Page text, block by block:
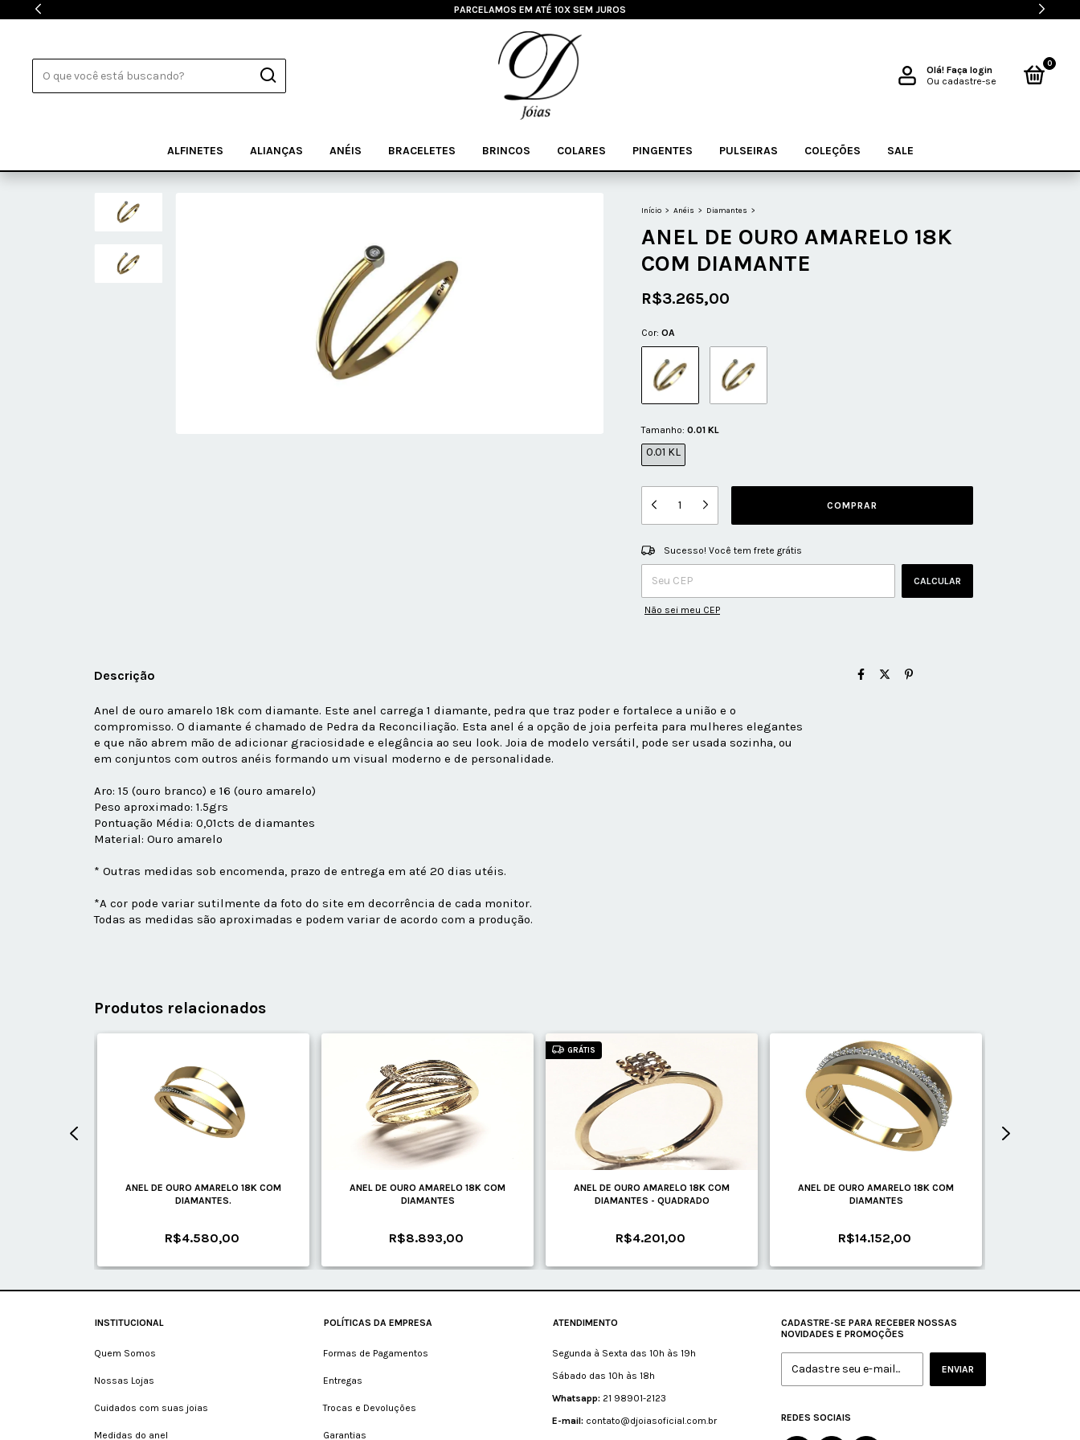
PARCELAMOS EM ATÉ 10X SEM JUROS
Olá! Faça login
Ou cadastre-se
0
ALFINETES ALIANÇAS ANÉIS BRACELETES BRINCOS COLARES PINGENTES PULSEIRAS COLEÇÕES SALE
Início > Anéis > Diamantes >
ANEL DE OURO AMARELO 18K
COM DIAMANTE
R$3.265,00
Cor: OA
Tamanho: 0.01 KL
0.01 KL
Sucesso! Você tem frete grátis
CALCULAR
Não sei meu CEP
Descrição
Anel de ouro amarelo 18k com diamante. Este anel carrega 1 diamante, pedra que traz poder e fortalece a união e o
compromisso. O diamante é chamado de Pedra da Reconciliação. Esta anel é a opção de joia perfeita para mulheres elegantes
e que não abrem mão de adicionar graciosidade e elegância ao seu look. Joia de modelo versátil, pode ser usada sozinha, ou
em conjuntos com outros anéis formando um visual moderno e de personalidade.
Aro: 15 (ouro branco) e 16 (ouro amarelo)
Peso aproximado: 1.5grs
Pontuação Média: 0,01cts de diamantes
Material: Ouro amarelo
* Outras medidas sob encomenda, prazo de entrega em até 20 dias utéis.
*A cor pode variar sutilmente da foto do site em decorrência de cada monitor.
Todas as medidas são aproximadas e podem variar de acordo com a produção.
Produtos relacionados
ANEL DE OURO AMARELO 18K COM
DIAMANTES.
R$4.580,00
ANEL DE OURO AMARELO 18K COM
DIAMANTES
R$8.893,00
GRÁTIS
ANEL DE OURO AMARELO 18K COM
DIAMANTES - QUADRADO
R$4.201,00
ANEL DE OURO AMARELO 18K COM
DIAMANTES
R$14.152,00
INSTITUCIONAL
Quem Somos
Nossas Lojas
Cuidados com suas joias
Medidas do anel
POLÍTICAS DA EMPRESA
Formas de Pagamentos
Entregas
Trocas e Devoluções
Garantias
ATENDIMENTO
Segunda à Sexta das 10h às 19h
Sábado das 10h às 18h
Whatsapp: 21 98901-2123
E-mail: contato@djoiasoficial.com.br
CADASTRE-SE PARA RECEBER NOSSAS
NOVIDADES E PROMOÇÕES
REDES SOCIAIS